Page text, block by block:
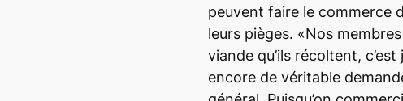
peuvent faire le commerce
leurs pièges. «Nos
viande qu’ils récoltent, c’est
encore de véritable